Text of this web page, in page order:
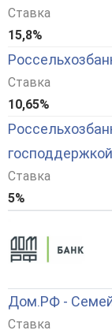
Ставка
15,8%
Ставка
10,65%
господдержкой
Ставка
5%
Дом.РФ -
Ставка